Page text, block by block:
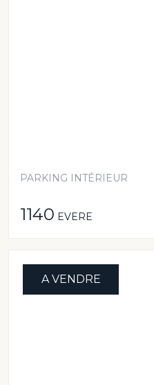
PARKING INTÉRIEUR
1140 EVERE
A VENDRE